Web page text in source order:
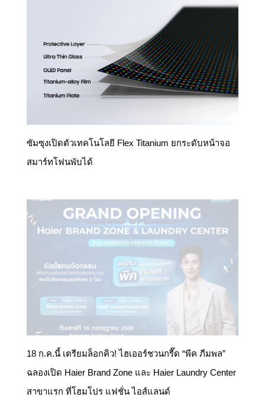
ซัมซุงเปิดตัวเทคโนโลยี Flex Titanium ยกระดับหน้าจอ
สมาร์ทโฟนพับได้
18 ก.ค.นี้ เตรียมล็อกคิว! ไฮเออร์ชวนกรี๊ด “พีค ภีมพล”
ฉลองเปิด Haier Brand Zone และ Haier Laundry Center
สาขาแรก ที่โฮมโปร แฟชั่น ไอส์แลนด์